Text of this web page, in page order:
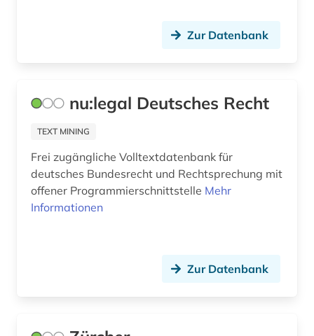
usa (2)
verordnung (1)
verwaltungsvollstreckungsrecht (1)
Zur Datenbank
nu:legal Deutsches Recht
TEXT MINING
Frei zugängliche Volltextdatenbank für
deutsches Bundesrecht und Rechtsprechung mit
offener Programmierschnittstelle Mehr
Informationen
Zur Datenbank